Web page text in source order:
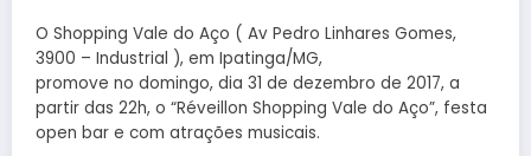
O Shopping Vale do Aço ( Av Pedro Linhares Gomes,
3900 – Industrial ), em Ipatinga/MG,
promove no domingo, dia 31 de dezembro de 2017, a
partir das 22h, o “Réveillon Shopping Vale do Aço”, festa
open bar e com atrações musicais.